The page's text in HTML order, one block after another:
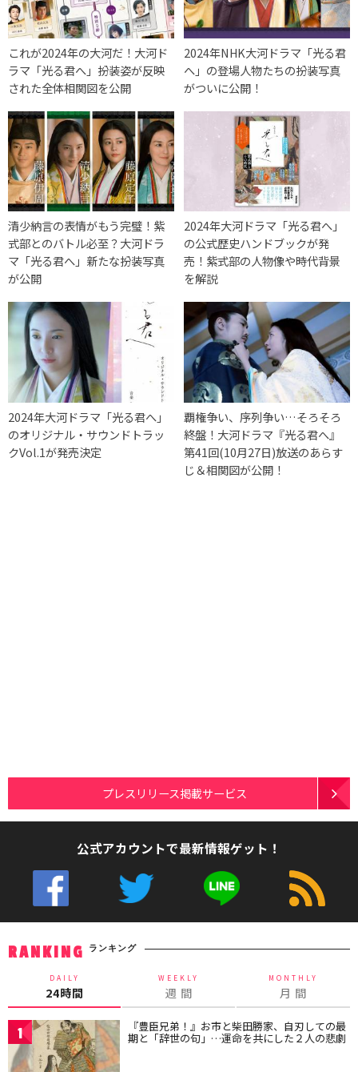
これが2024年の大河だ！大河ド
ラマ「光る君へ」扮装姿が反映
された全体相関図を公開
2024年NHK大河ドラマ「光る君
へ」の登場人物たちの扮装写真
がついに公開！
清少納言の表情がもう完璧！紫
式部とのバトル必至？大河ドラ
マ「光る君へ」新たな扮装写真
が公開
2024年大河ドラマ「光る君へ」
の公式歴史ハンドブックが発
売！紫式部の人物像や時代背景
を解説
2024年大河ドラマ「光る君へ」
のオリジナル・サウンドトラッ
クVol.1が発売決定
覇権争い、序列争い…そろそろ
終盤！大河ドラマ『光る君へ』
第41回(10月27日)放送のあらす
じ＆相関図が公開！
プレスリリース掲載サービス
公式アカウントで最新情報ゲット！
RANKING ランキング
DAILY
24時間
WEEKLY
週 間
MONTHLY
月 間
1 『豊臣兄弟！』お市と柴田勝家、自刃しての最
期と「辞世の句」…運命を共にした２人の悲劇